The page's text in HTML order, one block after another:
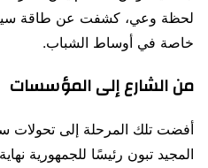
لحظة وعي، كشفت عن طاقة
خاصة في أوساط الشباب.
من الشارع إلى المؤسسات
أفضت تلك المرحلة إلى تحولات
المجيد تبون